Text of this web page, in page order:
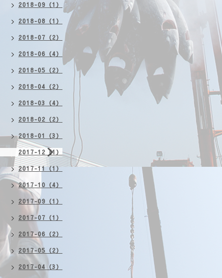
2018-09（1）
2018-08（1）
2018-07（2）
2018-06（4）
2018-05（2）
2018-04（2）
2018-03（4）
2018-02（2）
2018-01（3）
2017-12（1）
2017-11（1）
2017-10（4）
2017-09（1）
2017-07（1）
2017-06（2）
2017-05（2）
2017-04（3）